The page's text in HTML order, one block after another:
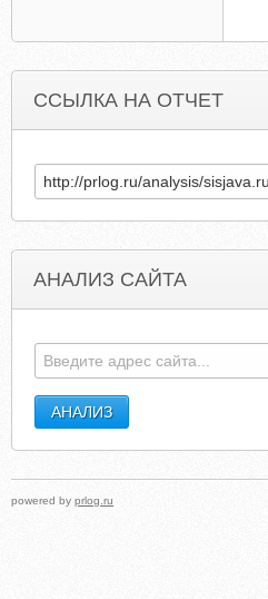
ССЫЛКА НА ОТЧЕТ
АНАЛИЗ САЙТА
powered by prlog.ru